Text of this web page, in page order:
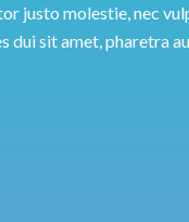
justo molestie, nec
dui sit amet, pharetra